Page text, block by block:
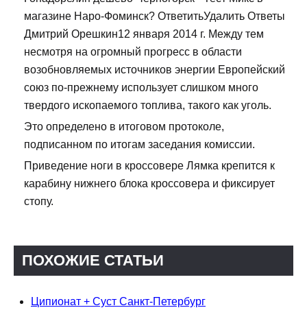
магазине Наро-Фоминск? ОтветитьУдалить Ответы
Дмитрий Орешкин12 января 2014 г. Между тем
несмотря на огромный прогресс в области
возобновляемых источников энергии Европейский
союз по-прежнему использует слишком много
твердого ископаемого топлива, такого как уголь.
Это определено в итоговом протоколе,
подписанном по итогам заседания комиссии.
Приведение ноги в кроссовере Лямка крепится к
карабину нижнего блока кроссовера и фиксирует
стопу.
ПОХОЖИЕ СТАТЬИ
Ципионат + Суст Санкт-Петербург